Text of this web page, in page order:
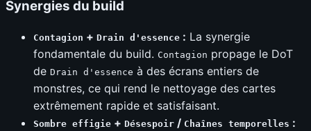
Synergies du build
Contagion + Drain d'essence : La synergie
fondamentale du build. Contagion propage le DoT
de Drain d'essence à des écrans entiers de
monstres, ce qui rend le nettoyage des cartes
extrêmement rapide et satisfaisant.
Sombre effigie + Désespoir / Chaînes temporelles :